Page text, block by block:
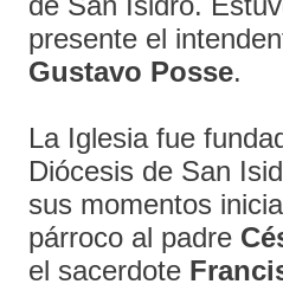
presente el
Gustavo Posse.
La Iglesia fue
Diócesis de San
sus momentos
párroco al padre
el sacerdote